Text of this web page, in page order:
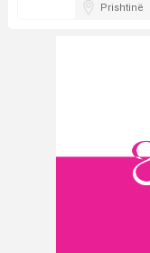
Prishtinë